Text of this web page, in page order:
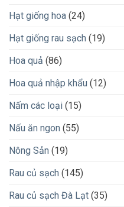
Hạt giống hoa (24)
Hạt giống rau sạch (19)
Hoa quả (86)
Hoa quả nhập khẩu (12)
Nấm các loại (15)
Nấu ăn ngon (55)
Nông Sản (19)
Rau củ sạch (145)
Rau củ sạch Đà Lạt (35)